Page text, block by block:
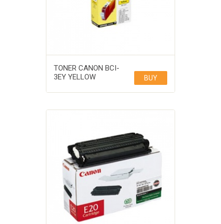
TONER CANON BCI-
3EY YELLOW
BUY